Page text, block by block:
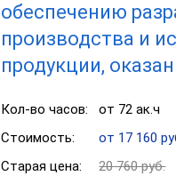
обеспечению
производства и
продукции,
Кол-во часов:
от 72 ак.ч
Стоимость:
от 17 160
Старая цена:
20 760 руб.